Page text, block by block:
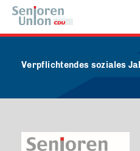
Verpflichtendes soziales